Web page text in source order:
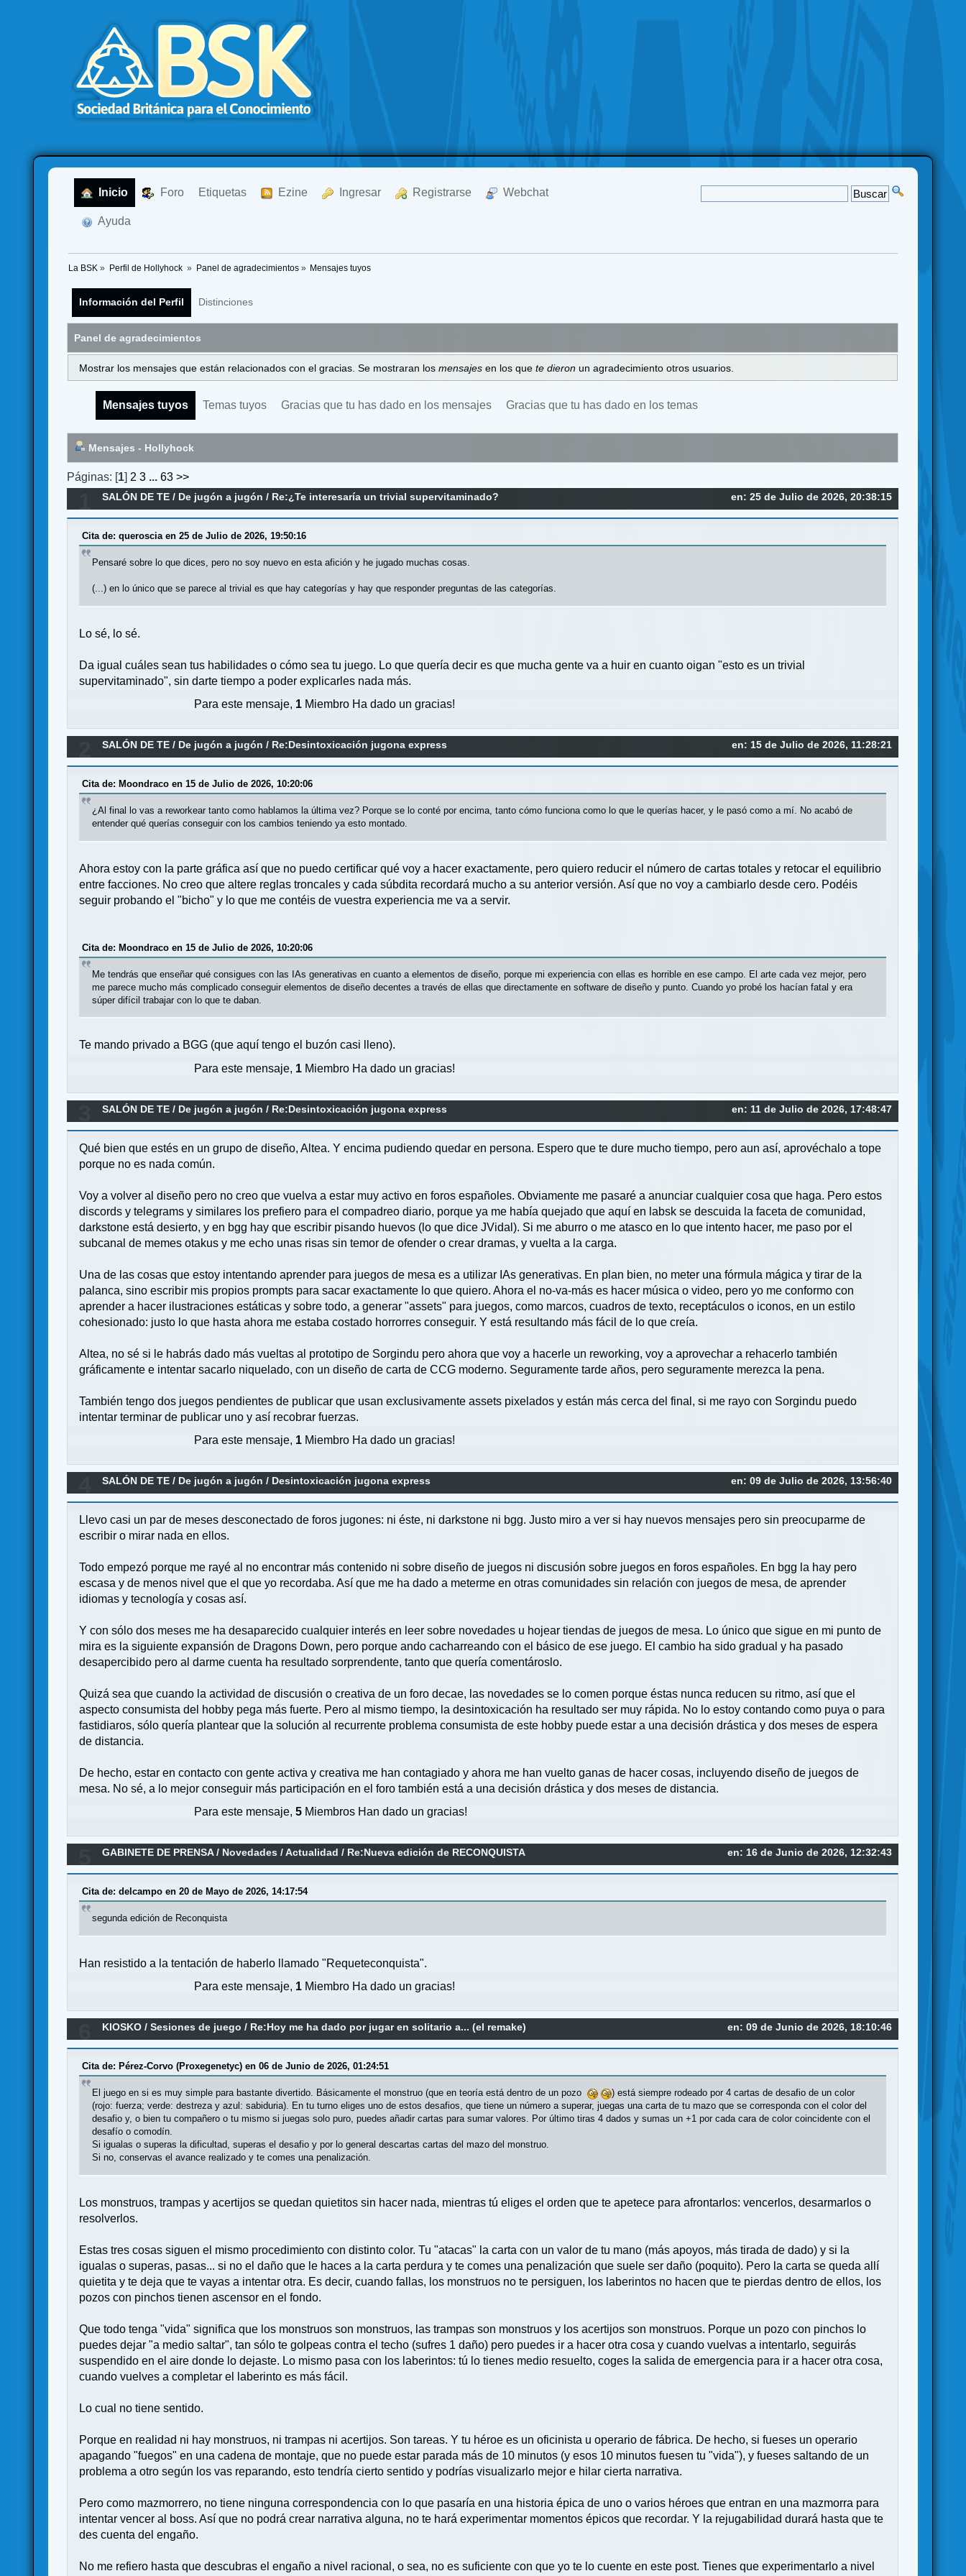
Inicio Foro Etiquetas Ezine Ingresar Registrarse Webchat
Ayuda
La BSK » Perfil de Hollyhock » Panel de agradecimientos» Mensajes tuyos
Información del Perfil Distinciones
Panel de agradecimientos
Mostrar los mensajes que están relacionados con el gracias. Se mostraran los mensajes en los que te dieron un agradecimiento otros usuarios.
Mensajes tuyos Temas tuyos Gracias que tu has dado en los mensajes Gracias que tu has dado en los temas
Mensajes - Hollyhock
Páginas: [1] 2 3 ...63 >>
en: 25 de Julio de 2026, 20:38:15
SALÓN DE TE / De jugón a jugón / Re:¿Te interesaría un trivial supervitaminado?
Cita de: queroscia en 25 de Julio de 2026, 19:50:16
Pensaré sobre lo que dices, pero no soy nuevo en esta afición y he jugado muchas cosas.
(...) en lo único que se parece al trivial es que hay categorías y hay que responder preguntas de las categorías.
Lo sé, lo sé.
Da igual cuáles sean tus habilidades o cómo sea tu juego. Lo que quería decir es que mucha gente va a huir en cuanto oigan "esto es un trivial
supervitaminado", sin darte tiempo a poder explicarles nada más.
Para este mensaje, 1 Miembro Ha dado un gracias!
en: 15 de Julio de 2026, 11:28:21
SALÓN DE TE / De jugón a jugón / Re:Desintoxicación jugona express
Cita de: Moondraco en 15 de Julio de 2026, 10:20:06
¿Al final lo vas a reworkear tanto como hablamos la última vez? Porque se lo conté por encima, tanto cómo funciona como lo que le querías hacer, y le pasó como a mí. No acabó de
entender qué querías conseguir con los cambios teniendo ya esto montado.
Ahora estoy con la parte gráfica así que no puedo certificar qué voy a hacer exactamente, pero quiero reducir el número de cartas totales y retocar el equilibrio
entre facciones. No creo que altere reglas troncales y cada súbdita recordará mucho a su anterior versión. Así que no voy a cambiarlo desde cero. Podéis
seguir probando el "bicho" y lo que me contéis de vuestra experiencia me va a servir.
Cita de: Moondraco en 15 de Julio de 2026, 10:20:06
Me tendrás que enseñar qué consigues con las IAs generativas en cuanto a elementos de diseño, porque mi experiencia con ellas es horrible en ese campo. El arte cada vez mejor, pero
me parece mucho más complicado conseguir elementos de diseño decentes a través de ellas que directamente en software de diseño y punto. Cuando yo probé los hacían fatal y era
súper difícil trabajar con lo que te daban.
Te mando privado a BGG (que aquí tengo el buzón casi lleno).
Para este mensaje, 1 Miembro Ha dado un gracias!
en: 11 de Julio de 2026, 17:48:47
SALÓN DE TE / De jugón a jugón / Re:Desintoxicación jugona express
Qué bien que estés en un grupo de diseño, Altea. Y encima pudiendo quedar en persona. Espero que te dure mucho tiempo, pero aun así, aprovéchalo a tope
porque no es nada común.
Voy a volver al diseño pero no creo que vuelva a estar muy activo en foros españoles. Obviamente me pasaré a anunciar cualquier cosa que haga. Pero estos
discords y telegrams y similares los prefiero para el compadreo diario, porque ya me había quejado que aquí en labsk se descuida la faceta de comunidad,
darkstone está desierto, y en bgg hay que escribir pisando huevos (lo que dice JVidal). Si me aburro o me atasco en lo que intento hacer, me paso por el
subcanal de memes otakus y me echo unas risas sin temor de ofender o crear dramas, y vuelta a la carga.
Una de las cosas que estoy intentando aprender para juegos de mesa es a utilizar IAs generativas. En plan bien, no meter una fórmula mágica y tirar de la
palanca, sino escribir mis propios prompts para sacar exactamente lo que quiero. Ahora el no-va-más es hacer música o video, pero yo me conformo con
aprender a hacer ilustraciones estáticas y sobre todo, a generar "assets" para juegos, como marcos, cuadros de texto, receptáculos o iconos, en un estilo
cohesionado: justo lo que hasta ahora me estaba costado horrorres conseguir. Y está resultando más fácil de lo que creía.
Altea, no sé si le habrás dado más vueltas al prototipo de Sorgindu pero ahora que voy a hacerle un reworking, voy a aprovechar a rehacerlo también
gráficamente e intentar sacarlo niquelado, con un diseño de carta de CCG moderno. Seguramente tarde años, pero seguramente merezca la pena.
También tengo dos juegos pendientes de publicar que usan exclusivamente assets pixelados y están más cerca del final, si me rayo con Sorgindu puedo
intentar terminar de publicar uno y así recobrar fuerzas.
Para este mensaje, 1 Miembro Ha dado un gracias!
en: 09 de Julio de 2026, 13:56:40
SALÓN DE TE / De jugón a jugón / Desintoxicación jugona express
Llevo casi un par de meses desconectado de foros jugones: ni éste, ni darkstone ni bgg. Justo miro a ver si hay nuevos mensajes pero sin preocuparme de
escribir o mirar nada en ellos.
Todo empezó porque me rayé al no encontrar más contenido ni sobre diseño de juegos ni discusión sobre juegos en foros españoles. En bgg la hay pero
escasa y de menos nivel que el que yo recordaba. Así que me ha dado a meterme en otras comunidades sin relación con juegos de mesa, de aprender
idiomas y tecnología y cosas así.
Y con sólo dos meses me ha desaparecido cualquier interés en leer sobre novedades u hojear tiendas de juegos de mesa. Lo único que sigue en mi punto de
mira es la siguiente expansión de Dragons Down, pero porque ando cacharreando con el básico de ese juego. El cambio ha sido gradual y ha pasado
desapercibido pero al darme cuenta ha resultado sorprendente, tanto que quería comentároslo.
Quizá sea que cuando la actividad de discusión o creativa de un foro decae, las novedades se lo comen porque éstas nunca reducen su ritmo, así que el
aspecto consumista del hobby pega más fuerte. Pero al mismo tiempo, la desintoxicación ha resultado ser muy rápida. No lo estoy contando como puya o para
fastidiaros, sólo quería plantear que la solución al recurrente problema consumista de este hobby puede estar a una decisión drástica y dos meses de espera
de distancia.
De hecho, estar en contacto con gente activa y creativa me han contagiado y ahora me han vuelto ganas de hacer cosas, incluyendo diseño de juegos de
mesa. No sé, a lo mejor conseguir más participación en el foro también está a una decisión drástica y dos meses de distancia.
Para este mensaje,5 Miembros Han dado un gracias!
en: 16 de Junio de 2026, 12:32:43
GABINETE DE PRENSA/ Novedades / Actualidad / Re:Nueva edición de RECONQUISTA
Cita de: delcampo en 20 de Mayo de 2026, 14:17:54
segunda edición de Reconquista
Han resistido a la tentación de haberlo llamado "Requeteconquista".
Para este mensaje, 1 Miembro Ha dado un gracias!
en: 09 de Junio de 2026, 18:10:46
KIOSKO /Sesiones de juego / Re:Hoy me ha dado por jugar en solitario a... (el remake)
Cita de: Pérez-Corvo (Proxegenetyc) en 06 de Junio de 2026, 01:24:51
El juego en si es muy simple para bastante divertido. Básicamente el monstruo (que en teoría está dentro de un pozo
) está siempre rodeado por 4 cartas de desafio de un color
(rojo: fuerza; verde: destreza y azul: sabiduria). En tu turno eliges uno de estos desafios, que tiene un número a superar, juegas una carta de tu mazo que se corresponda con el color del
desafio y, o bien tu compañero o tu mismo si juegas solo puro, puedes añadir cartas para sumar valores. Por último tiras 4 dados y sumas un +1 por cada cara de color coincidente con el
desafío o comodín.
Si igualas o superas la dificultad, superas el desafio y por lo general descartas cartas del mazo del monstruo.
Si no, conservas el avance realizado y te comes una penalización.
Los monstruos, trampas y acertijos se quedan quietitos sin hacer nada, mientras tú eliges el orden que te apetece para afrontarlos: vencerlos, desarmarlos o
resolverlos.
Estas tres cosas siguen el mismo procedimiento con distinto color. Tu "atacas" la carta con un valor de tu mano (más apoyos, más tirada de dado) y si la
igualas o superas, pasas... si no el daño que le haces a la carta perdura y te comes una penalización que suele ser daño (poquito). Pero la carta se queda allí
quietita y te deja que te vayas a intentar otra. Es decir, cuando fallas, los monstruos no te persiguen, los laberintos no hacen que te pierdas dentro de ellos, los
pozos con pinchos tienen ascensor en el fondo.
Que todo tenga "vida" significa que los monstruos son monstruos, las trampas son monstruos y los acertijos son monstruos. Porque un pozo con pinchos lo
puedes dejar "a medio saltar", tan sólo te golpeas contra el techo (sufres 1 daño) pero puedes ir a hacer otra cosa y cuando vuelvas a intentarlo, seguirás
suspendido en el aire donde lo dejaste. Lo mismo pasa con los laberintos: tú lo tienes medio resuelto, coges la salida de emergencia para ir a hacer otra cosa,
cuando vuelves a completar el laberinto es más fácil.
Lo cual no tiene sentido.
Porque en realidad ni hay monstruos, ni trampas ni acertijos. Son tareas. Y tu héroe es un oficinista u operario de fábrica. De hecho, si fueses un operario
apagando "fuegos" en una cadena de montaje, que no puede estar parada más de 10 minutos (y esos 10 minutos fuesen tu "vida"), y fueses saltando de un
problema a otro según los vas reparando, esto tendría cierto sentido y podrías visualizarlo mejor e hilar cierta narrativa.
Pero como mazmorrero, no tiene ninguna correspondencia con lo que pasaría en una historia épica de uno o varios héroes que entran en una mazmorra para
intentar vencer al boss. Así que no podrá crear narrativa alguna, no te hará experimentar momentos épicos que recordar. Y la rejugabilidad durará hasta que te
des cuenta del engaño.
No me refiero hasta que descubras el engaño a nivel racional, o sea, no es suficiente con que yo te lo cuente en este post. Tienes que experimentarlo a nivel